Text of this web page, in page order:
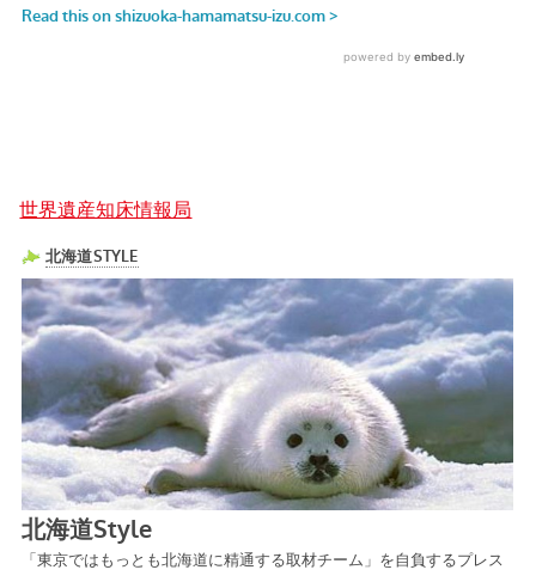
世界遺産知床情報局